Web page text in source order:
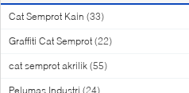
Cat Semprot Kain (33)
Graffiti Cat Semprot (22)
cat semprot akrilik (55)
Pelumas Industri (24)